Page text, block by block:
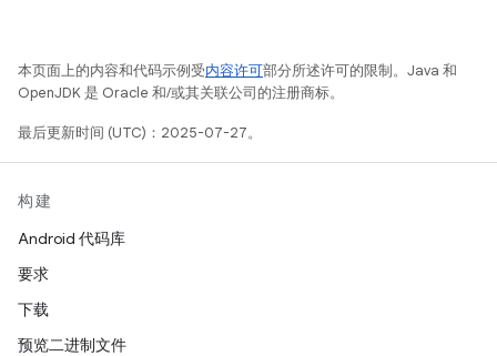
本页面上的内容和代码示例受内容许可部分所述许可的限制。Java 和
OpenJDK 是 Oracle 和/或其关联公司的注册商标。
最后更新时间 (UTC)：2025-07-27。
构建
Android 代码库
要求
下载
预览二进制文件